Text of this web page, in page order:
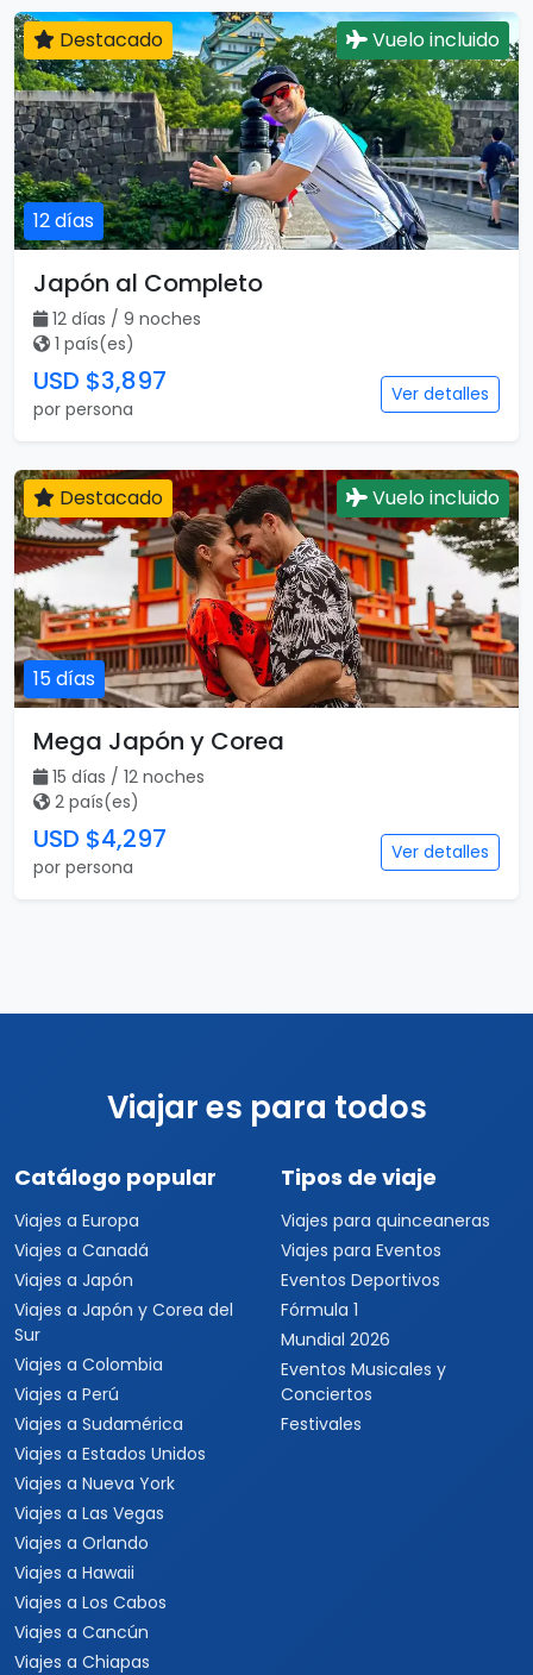
12 días
Destacado Vuelo incluido
Japón al Completo
12 días / 9 noches
1 país(es)
USD $3,897
por persona
Ver detalles
15 días
Destacado Vuelo incluido
Mega Japón y Corea
15 días / 12 noches
2 país(es)
USD $4,297
por persona
Ver detalles
Viajar es para todos
Catálogo popular
Viajes a Europa
Viajes a Canadá
Viajes a Japón
Viajes a Japón y Corea del
Sur
Viajes a Colombia
Viajes a Perú
Viajes a Sudamérica
Viajes a Estados Unidos
Viajes a Nueva York
Viajes a Las Vegas
Viajes a Orlando
Viajes a Hawaii
Viajes a Los Cabos
Viajes a Cancún
Viajes a Chiapas
Tipos de viaje
Viajes para quinceaneras
Viajes para Eventos
Eventos Deportivos
Fórmula 1
Mundial 2026
Eventos Musicales y
Conciertos
Festivales